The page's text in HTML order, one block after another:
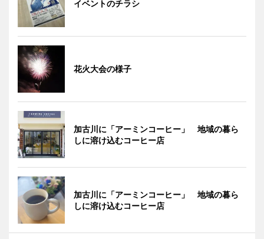
イベントのチラシ
花火大会の様子
加古川に「アーミンコーヒー」 地域の暮ら
しに溶け込むコーヒー店
加古川に「アーミンコーヒー」 地域の暮ら
しに溶け込むコーヒー店